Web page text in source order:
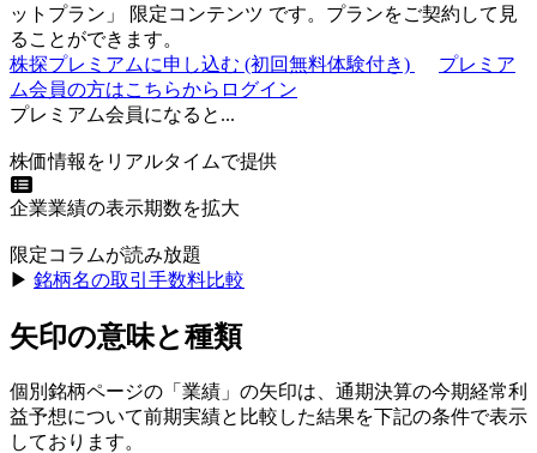
ットプラン 」 限定コンテンツ です。プランをご契約して見
ることができます。
株探プレミアムに申し込む (初回無料体験付き)
プレミア
ム会員の方はこちらからログイン
プレミアム会員になると...
株価情報をリアルタイムで提供
企業業績の表示期数を拡大
限定コラムが読み放題
▶︎ 銘柄名の取引手数料比較
矢印の意味と種類
個別銘柄ページの「業績」の矢印は、通期決算の今期経常利
益予想について前期実績と比較した結果を下記の条件で表示
しております。